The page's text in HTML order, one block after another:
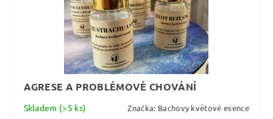
AGRESE A PROBLÉMOVÉ CHOVÁNÍ
Skladem (>5 ks) Značka: Bachovy květové esence